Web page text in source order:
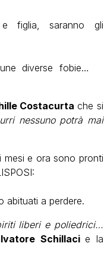
e figlia, saranno gli
diverse fobie…
Costacurta che si
nessuno potrà mai
e ora sono pronti
abituati a perdere.
liberi e poliedrici…
Schillacie la